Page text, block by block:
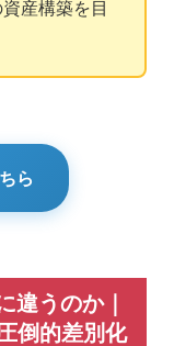
産構築を目
ら
違うのか｜
倒的差別化